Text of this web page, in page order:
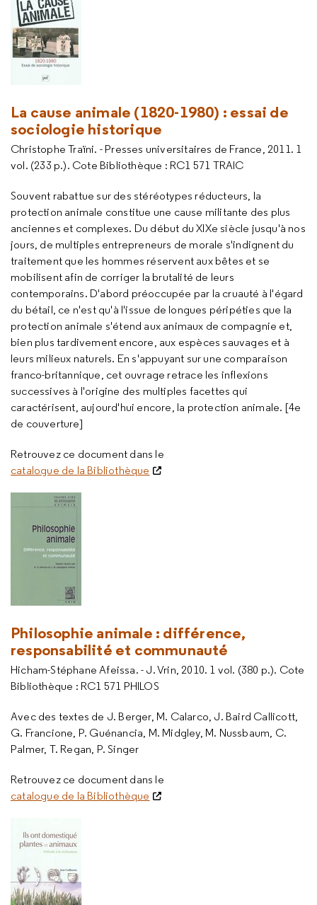
La cause animale (1820-1980) : essai de
sociologie historique
Christophe Traïni. - Presses universitaires de France, 2011. 1
vol. (233 p.). Cote Bibliothèque : RC1 571 TRAIC
Souvent rabattue sur des stéréotypes réducteurs, la
protection animale constitue une cause militante des plus
anciennes et complexes. Du début du XIXe siècle jusqu'à nos
jours, de multiples entrepreneurs de morale s'indignent du
traitement que les hommes réservent aux bêtes et se
mobilisent afin de corriger la brutalité de leurs
contemporains. D'abord préoccupée par la cruauté à l'égard
du bétail, ce n'est qu'à l'issue de longues péripéties que la
protection animale s'étend aux animaux de compagnie et,
bien plus tardivement encore, aux espèces sauvages et à
leurs milieux naturels. En s'appuyant sur une comparaison
franco-britannique, cet ouvrage retrace les inflexions
successives à l'origine des multiples facettes qui
caractérisent, aujourd'hui encore, la protection animale. [4e
de couverture]
Retrouvez ce document dans le
catalogue de la Bibliothèque
Philosophie animale : différence,
responsabilité et communauté
Hicham-Stéphane Afeissa. - J. Vrin, 2010. 1 vol. (380 p.). Cote
Bibliothèque : RC1 571 PHILOS
Avec des textes de J. Berger, M. Calarco, J. Baird Callicott,
G. Francione, P. Guénancia, M. Midgley, M. Nussbaum, C.
Palmer, T. Regan, P. Singer
Retrouvez ce document dans le
catalogue de la Bibliothèque